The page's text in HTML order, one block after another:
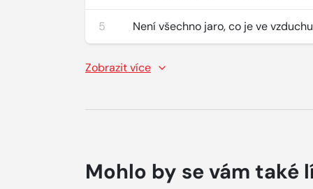
5 Není všechno jaro, co je ve vzduchu
Zobrazit více
Mohlo by se vám také